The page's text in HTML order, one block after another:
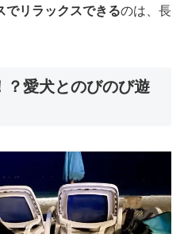
でリラックスできるのは、長
？愛犬とのびのび遊